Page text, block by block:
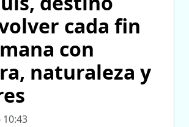
cada fin
con
naturaleza y